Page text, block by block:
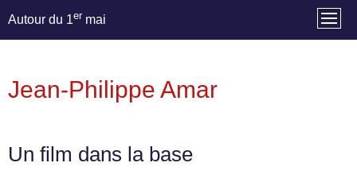
Autour du 1er mai
Jean-Philippe Amar
Un film dans la base